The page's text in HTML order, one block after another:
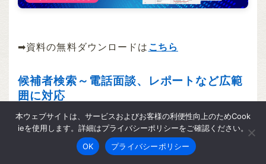
➡︎資料の無料ダウンロードは こちら
候補者検索～電話面談、レポートなど広範
囲に対応
候補者検索から、メール送信、メール対応、電話
面談、採用管理システム（ATS）への登録、レポ
ートまで幅広く対応可能です。
本ウェブサイトは、サービスおよびお客様の利便性向上のためCook
ieを使用します。詳細はプライバシーポリシーをご確認ください。
OK
プライバシーポリシー